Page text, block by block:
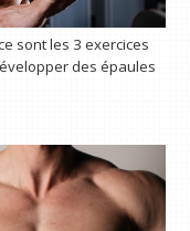
sont les 3 exercices
des épaules